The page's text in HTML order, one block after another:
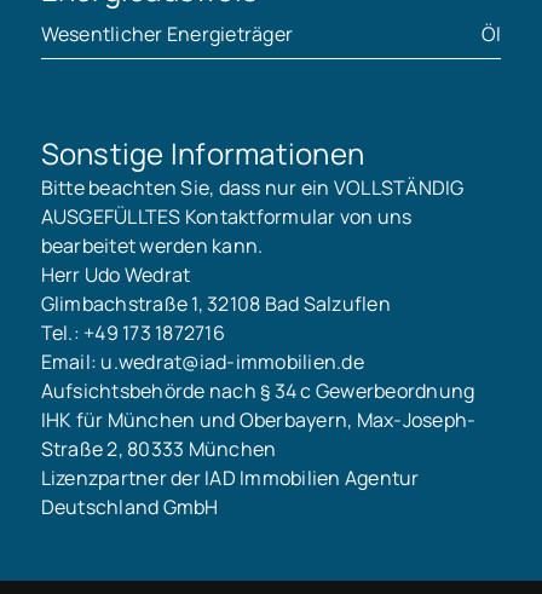
Wesentlicher Energieträger Öl
Sonstige Informationen
Bitte beachten Sie, dass nur ein VOLLSTÄNDIG
AUSGEFÜLLTES Kontaktformular von uns
bearbeitet werden kann.
Herr Udo Wedrat
Glimbachstraße 1, 32108 Bad Salzuflen
Tel.: +49 173 1872716
Email: u.wedrat@iad-immobilien.de
Aufsichtsbehörde nach § 34 c Gewerbeordnung
IHK für München und Oberbayern, Max-Joseph-
Straße 2, 80333 München
Lizenzpartner der IAD Immobilien Agentur
Deutschland GmbH